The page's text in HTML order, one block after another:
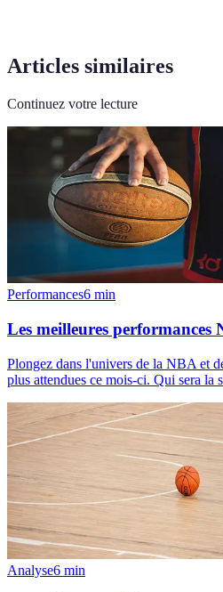
Articles similaires
Continuez votre lecture
Performances6 min
Les meilleures performances
Plongez dans l'univers de la NBA et
plus attendues ce mois-ci. Qui sera la
Analyse6 min